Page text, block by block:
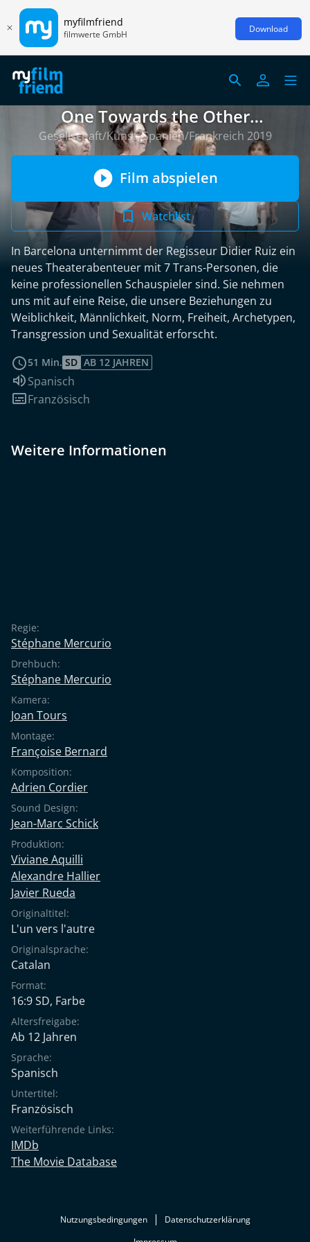
myfilmfriend
filmwerte GmbH Download
One Towards the Other
(französische Version)
Gesellschaft/Kunst, Spanien/Frankreich 2019
Film abspielen
Watchlist
In Barcelona unternimmt der Regisseur Didier Ruiz ein
neues Theaterabenteuer mit 7 Trans-Personen, die
keine professionellen Schauspieler sind. Sie nehmen
uns mit auf eine Reise, die unsere Beziehungen zu
Weiblichkeit, Männlichkeit, Norm, Freiheit, Archetypen,
Transgression und Sexualität erforscht.
51 Min. SD AB 12 JAHREN
Sprache:
Spanisch
Untertitel:
Französisch
Weitere Informationen
Regie:
Stéphane Mercurio
Drehbuch:
Stéphane Mercurio
Kamera:
Joan Tours
Montage:
Françoise Bernard
Komposition:
Adrien Cordier
Sound Design:
Jean-Marc Schick
Produktion:
Viviane Aquilli
Alexandre Hallier
Javier Rueda
Originaltitel:
L'un vers l'autre
Originalsprache:
Catalan
Format:
16:9 SD, Farbe
Altersfreigabe:
Ab 12 Jahren
Sprache:
Spanisch
Untertitel:
Französisch
Weiterführende Links:
IMDb
The Movie Database
Nutzungsbedingungen
Datenschutzerklärung